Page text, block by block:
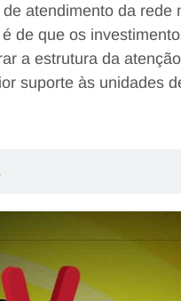
atendimento da rede
de que os
a estrutura da
suporte às unidades